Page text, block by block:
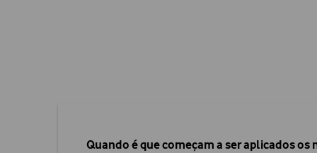
Quando é que começam a ser aplicados os